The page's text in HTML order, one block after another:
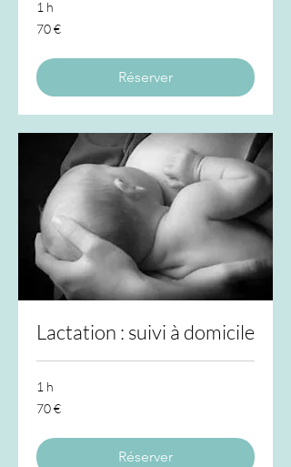
1 h
70
euros
70 €
Réserver
Lactation : suivi à domicile
1 h
70
euros
70 €
Réserver